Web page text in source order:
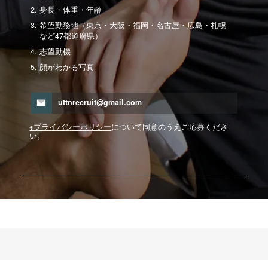
身長・体重・年齢
希望勤務地（東京・大阪・福岡・名古屋・広島・札幌
など47都道府県）
志望動機
顔がわかる写真
uttnrecruit@gmail.com
※プライバシーポリシーについて同意のうえご応募くださ
い。